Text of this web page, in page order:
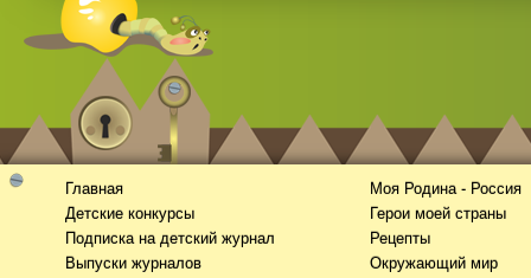
Главная
Детские конкурсы
Подписка на детский журнал
Выпуски журналов
Моя Родина - Россия
Герои моей страны
Рецепты
Окружающий мир
Смотреть видео hd онлайн